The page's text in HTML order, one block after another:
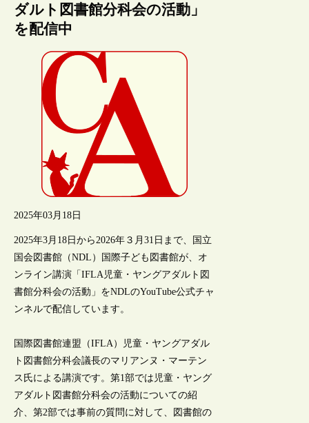
ダルト図書館分科会の活動」
を配信中
2025年03月18日
2025年3月18日から2026年３月31日まで、国立
国会図書館（NDL）国際子ども図書館が、オ
ンライン講演「IFLA児童・ヤングアダルト図
書館分科会の活動」をNDLのYouTube公式チャ
ンネルで配信しています。
国際図書館連盟（IFLA）児童・ヤングアダル
ト図書館分科会議長のマリアンヌ・マーテン
ス氏による講演です。第1部では児童・ヤング
アダルト図書館分科会の活動についての紹
介、第2部では事前の質問に対して、図書館の